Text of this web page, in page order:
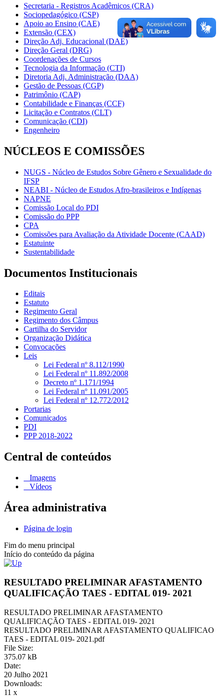
Secretaria - Registros Acadêmicos (CRA)
Sociopedagógico (CSP)
Apoio ao Ensino (CAE)
Extensão (CEX)
Direção Adj. Educacional (DAE)
Direção Geral (DRG)
Coordenações de Cursos
Tecnologia da Informação (CTI)
Diretoria Adj. Administração (DAA)
Gestão de Pessoas (CGP)
Patrimônio (CAP)
Contabilidade e Finanças (CCF)
Licitação e Contratos (CLT)
Comunicação (CDI)
Engenheiro
NÚCLEOS E COMISSÕES
NUGS - Núcleo de Estudos Sobre Gênero e Sexualidade do
IFSP
NEABI - Núcleo de Estudos Afro-brasileiros e Indígenas
NAPNE
Comissão Local do PDI
Comissão do PPP
CPA
Comissões para Avaliação da Atividade Docente (CAAD)
Estatuinte
Sustentabilidade
Documentos Institucionais
Editais
Estatuto
Regimento Geral
Regimento dos Câmpus
Cartilha do Servidor
Organização Didática
Convocações
Leis
Lei Federal nº 8.112/1990
Lei Federal nº 11.892/2008
Decreto nº 1.171/1994
Lei Federal nº 11.091/2005
Lei Federal nº 12.772/2012
Portarias
Comunicados
PDI
PPP 2018-2022
Central de conteúdos
Imagens
Vídeos
Área administrativa
Página de login
Fim do menu principal
Início do conteúdo da página
RESULTADO PRELIMINAR AFASTAMENTO
QUALIFICAÇÃO TAES - EDITAL 019- 2021
RESULTADO PRELIMINAR AFASTAMENTO
QUALIFICAÇÃO TAES - EDITAL 019- 2021
RESULTADO PRELIMINAR AFASTAMENTO QUALIFICAO
TAES - EDITAL 019- 2021.pdf
File Size:
375.07 kB
Date:
20 Julho 2021
Downloads:
11 x